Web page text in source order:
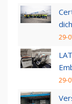
29-
29-